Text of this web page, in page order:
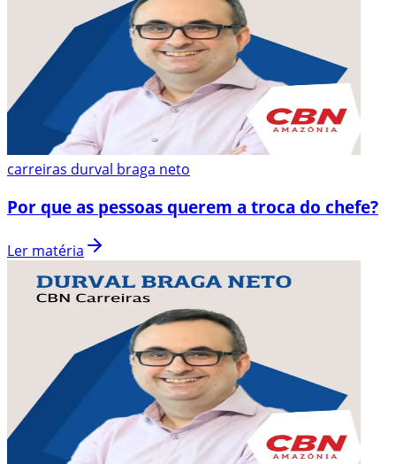
carreiras durval braga neto
Por que as pessoas querem a troca do chefe?
Ler matéria